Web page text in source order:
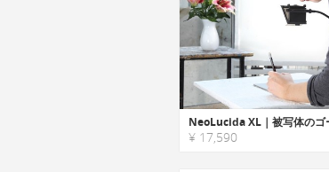
¥ 17,590